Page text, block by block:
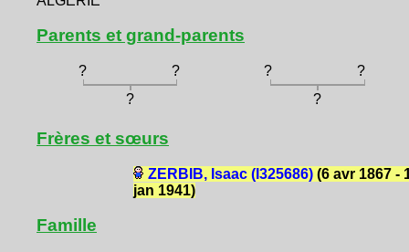
Parents et grand-parents
? ? ?
?
?
?
Frères et sœurs
ZERBIB, Isaac (I325686)(6 avr 1867 -
jan 1941)
Famille